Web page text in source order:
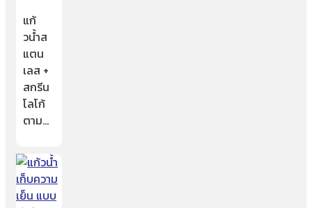
แก้
วน้ำส
แตน
เลส +
สกรีน
โลโก้
ตาม…